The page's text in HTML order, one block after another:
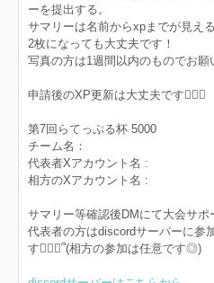
ーを提出する。
サマリーは名前からxpまでが見え
2枚になっても大丈夫です！
写真の方は1週間以内のものでお願
申請後のXP更新は大丈夫です🙆‍♀️✨️
第7回らてっぷる杯 5000
チーム名：
代表者Xアカウント名 :
相方のXアカウント名 :
サマリー等確認後DMにて大会サポ
代表者の方はdiscordサーバーに参
す🙇🏻‍♀️՞(相方の参加は任意です◎)